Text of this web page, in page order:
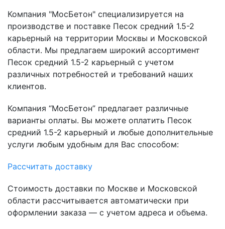
Компания "МосБетон" специализируется на
производстве и поставке Песок средний 1.5-2
карьерный на территории Москвы и Московской
области. Мы предлагаем широкий ассортимент
Песок средний 1.5-2 карьерный с учетом
различных потребностей и требований наших
клиентов.
Компания “МосБетон” предлагает различные
варианты оплаты. Вы можете оплатить Песок
средний 1.5-2 карьерный и любые дополнительные
услуги любым удобным для Вас способом:
Рассчитать доставку
Стоимость доставки по Москве и Московской
области рассчитывается автоматически при
оформлении заказа — с учетом адреса и объема.